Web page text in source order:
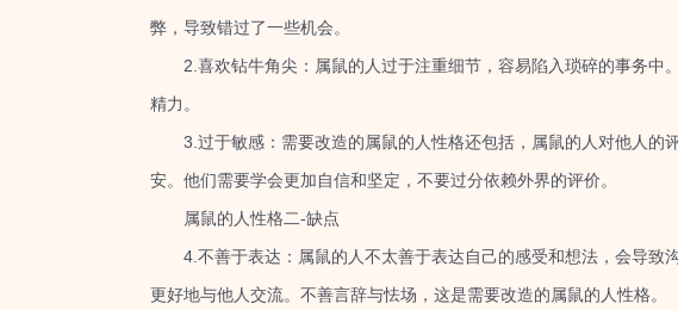
弊，导致错过了一些机会。
2.喜欢钻牛角尖：属鼠的人过于注重细节，容易陷入琐碎的事务中
精力。
3.过于敏感：需要改造的属鼠的人性格还包括，属鼠的人对他人的
安。他们需要学会更加自信和坚定，不要过分依赖外界的评价。
属鼠的人性格二-缺点
4.不善于表达：属鼠的人不太善于表达自己的感受和想法，会导致
更好地与他人交流。不善言辞与怯场，这是需要改造的属鼠的人性格。